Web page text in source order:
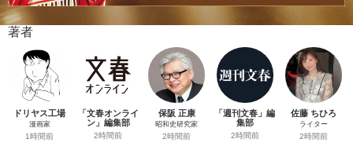
著者
ドリヤス工場
漫画家
1時間前
「文春オンライ
ン」編集部
2時間前
保阪 正康
昭和史研究家
2時間前
「週刊文春」編
集部
2時間前
佐藤 ちひろ
ライター
2時間前